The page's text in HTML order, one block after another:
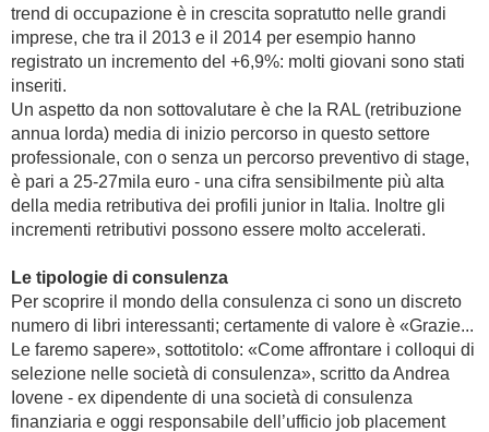
trend di occupazione è in crescita sopratutto nelle grandi
imprese, che tra il 2013 e il 2014 per esempio hanno
registrato un incremento del +6,9%: molti giovani sono stati
inseriti.
Un aspetto da non sottovalutare è che la RAL (retribuzione
annua lorda) media di inizio percorso in questo settore
professionale, con o senza un percorso preventivo di stage,
è pari a 25-27mila euro - una cifra sensibilmente più alta
della media retributiva dei profili junior in Italia. Inoltre gli
incrementi retributivi possono essere molto accelerati.
Le tipologie di consulenza
Per scoprire il mondo della consulenza ci sono un discreto
numero di libri interessanti; certamente di valore è «Grazie...
Le faremo sapere», sottotitolo: «Come affrontare i colloqui di
selezione nelle società di consulenza», scritto da Andrea
Iovene - ex dipendente di una società di consulenza
finanziaria e oggi responsabile dell’ufficio job placement